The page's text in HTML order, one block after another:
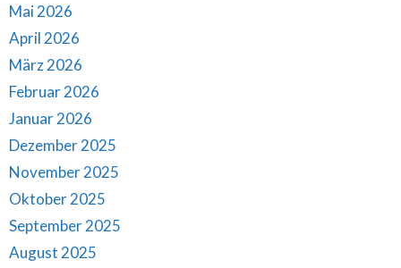
Mai 2026
April 2026
März 2026
Februar 2026
Januar 2026
Dezember 2025
November 2025
Oktober 2025
September 2025
August 2025